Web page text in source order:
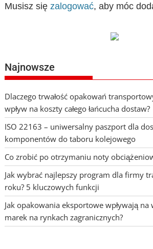
Musisz się zalogować, aby móc
Najnowsze
Dlaczego trwałość opakowań
wpływ na koszty całego łańcucha dostaw?
ISO 22163 – uniwersalny paszport dla
komponentów do taboru kolejowego
Co zrobić po otrzymaniu noty
Jak wybrać najlepszy program dla firmy
roku? 5 kluczowych funkcji
Jak opakowania eksportowe wpływają
marek na rynkach zagranicznych?